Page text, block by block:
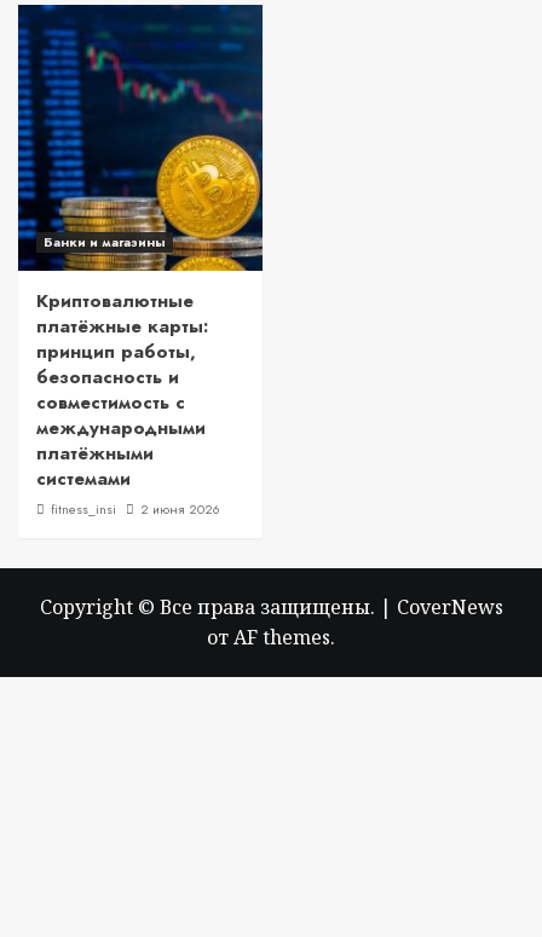
Банки и магазины
Криптовалютные
платёжные карты:
принцип работы,
безопасность и
совместимость с
международными
платёжными
системами
fitness_insi 2 июня 2026
Copyright © Все права защищены. | CoverNews
от AF themes.